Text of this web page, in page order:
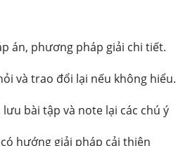
án, phương pháp giải chi tiết.
và trao đổi lại nếu không hiểu.
bài tập và note lại các chú ý
hướng giải pháp cải thiện